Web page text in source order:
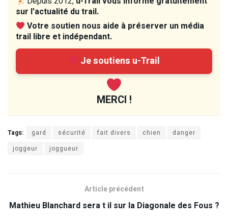
sur l’actualité du trail.
Votre soutien nous aide à préserver un média
trail libre et indépendant.
Je soutiens u-Trail
MERCI !
Tags: gard sécurité fait divers chien
danger
joggeur
joggueur
Article précédent
Mathieu Blanchard sera t il sur la Diagonale des Fous ?